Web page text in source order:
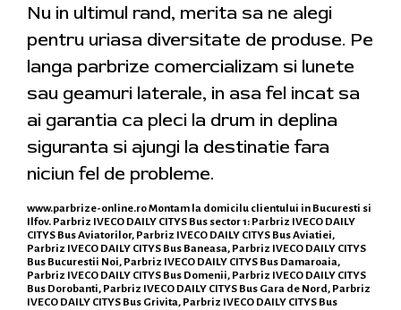
Nu in ultimul rand, merita sa ne alegi
pentru uriasa diversitate de produse. Pe
langa parbrize comercializam si lunete
sau geamuri laterale, in asa fel incat sa
ai garantia ca pleci la drum in deplina
siguranta si ajungi la destinatie fara
niciun fel de probleme.
www.parbrize-online.roMontam la domicilu clientului in Bucuresti si
Ilfov. Parbriz IVECO DAILY CITYS Bus sector 1: Parbriz IVECO DAILY
CITYS Bus Aviatorilor, Parbriz IVECO DAILY CITYS Bus Aviatiei,
Parbriz IVECO DAILY CITYS Bus Baneasa, Parbriz IVECO DAILY CITYS
Bus Bucurestii Noi, Parbriz IVECO DAILY CITYS Bus Damaroaia,
Parbriz IVECO DAILY CITYS Bus Domenii, Parbriz IVECO DAILY CITYS
Bus Dorobanti, Parbriz IVECO DAILY CITYS Bus Gara de Nord, Parbriz
IVECO DAILY CITYS Bus Grivita, Parbriz IVECO DAILY CITYS Bus